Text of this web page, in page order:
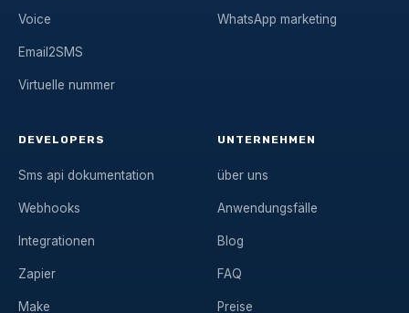
Voice
Email2SMS
Virtuelle nummer
WhatsApp marketing
DEVELOPERS
Sms api dokumentation
Webhooks
Integrationen
Zapier
Make
UNTERNEHMEN
über uns
Anwendungsfälle
Blog
FAQ
Preise